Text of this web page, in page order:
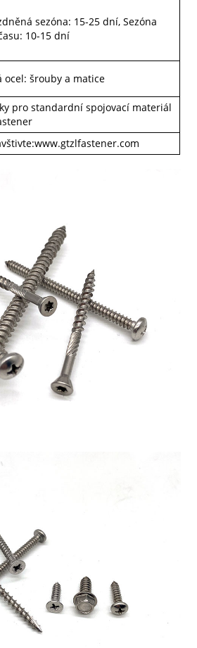
sezóna: 15-25 dní, Sezóna
10-15 dní
ocel: šrouby a matice
pro standardní spojovací materiál
www.gtzlfastener.com